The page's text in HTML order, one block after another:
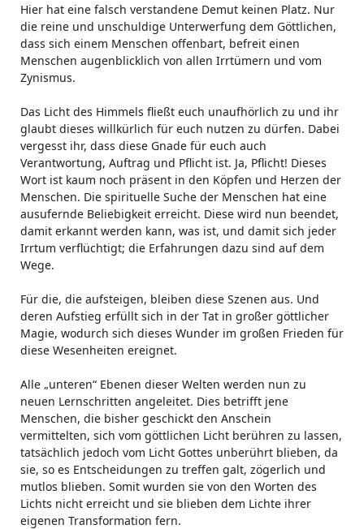
Hier hat eine falsch verstandene Demut keinen Platz. Nur
die reine und unschuldige Unterwerfung dem Göttlichen,
dass sich einem Menschen offenbart, befreit einen
Menschen augenblicklich von allen Irrtümern und vom
Zynismus.
Das Licht des Himmels fließt euch unaufhörlich zu und ihr
glaubt dieses willkürlich für euch nutzen zu dürfen. Dabei
vergesst ihr, dass diese Gnade für euch auch
Verantwortung, Auftrag und Pflicht ist. Ja, Pflicht! Dieses
Wort ist kaum noch präsent in den Köpfen und Herzen der
Menschen. Die spirituelle Suche der Menschen hat eine
ausufernde Beliebigkeit erreicht. Diese wird nun beendet,
damit erkannt werden kann, was ist, und damit sich jeder
Irrtum verflüchtigt; die Erfahrungen dazu sind auf dem
Wege.
Für die, die aufsteigen, bleiben diese Szenen aus. Und
deren Aufstieg erfüllt sich in der Tat in großer göttlicher
Magie, wodurch sich dieses Wunder im großen Frieden für
diese Wesenheiten ereignet.
Alle „unteren“ Ebenen dieser Welten werden nun zu
neuen Lernschritten angeleitet. Dies betrifft jene
Menschen, die bisher geschickt den Anschein
vermittelten, sich vom göttlichen Licht berühren zu lassen,
tatsächlich jedoch vom Licht Gottes unberührt blieben, da
sie, so es Entscheidungen zu treffen galt, zögerlich und
mutlos blieben. Somit wurden sie von den Worten des
Lichts nicht erreicht und sie blieben dem Lichte ihrer
eigenen Transformation fern.